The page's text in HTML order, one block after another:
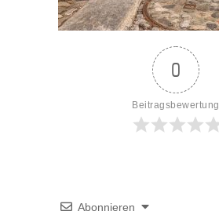
0
Beitragsbewertung
Abonnieren